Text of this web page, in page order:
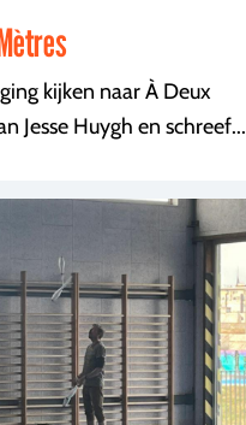
kijken naar À Deux
Jesse Huygh en schreef...